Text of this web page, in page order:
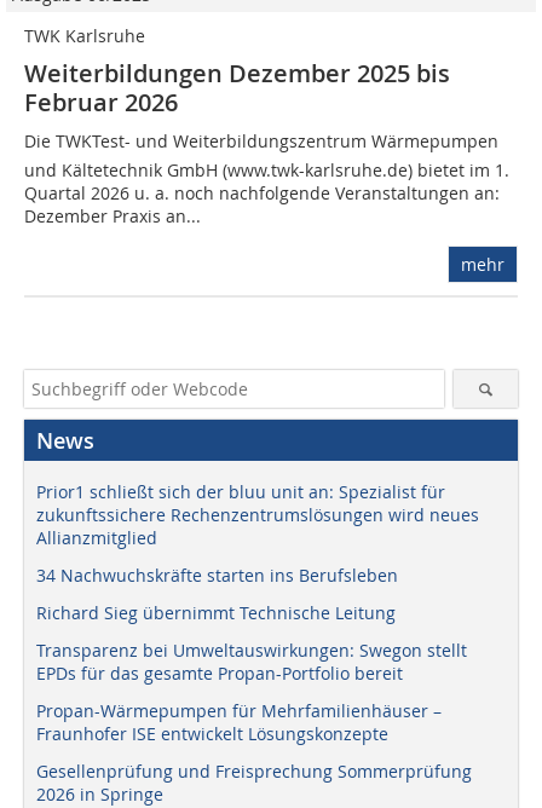
TWK Karlsruhe
Weiterbildungen Dezember 2025 bis
Februar 2026
Die TWKTest- und Weiterbildungszentrum Wärmepumpen
und Kältetechnik GmbH (www.twk-karlsruhe.de) bietet im 1.
Quartal 2026 u. a. noch nachfolgende Veranstaltungen an:
Dezember Praxis an...
mehr
News
Prior1 schließt sich der bluu unit an: Spezialist für
zukunftssichere Rechenzentrumslösungen wird neues
Allianzmitglied
34 Nachwuchskräfte starten ins Berufsleben
Richard Sieg übernimmt Technische Leitung
Transparenz bei Umweltauswirkungen: Swegon stellt
EPDs für das gesamte Propan-Portfolio bereit
Propan-Wärmepumpen für Mehrfamilienhäuser –
Fraunhofer ISE entwickelt Lösungskonzepte
Gesellenprüfung und Freisprechung Sommerprüfung
2026 in Springe